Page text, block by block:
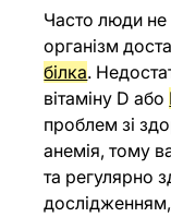
Часто люди не
організм
білка.
вітаміну D або
проблем зі
анемія, тому
та регулярно